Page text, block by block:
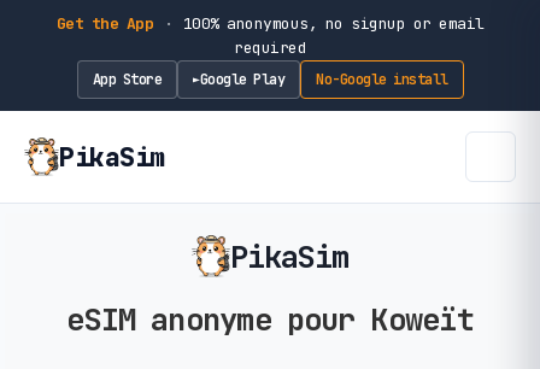
Get the App ·
100% anonymous, no signup or email
required
App Store ►Google Play No-Google install
PikaSim
PikaSim
eSIM anonyme pour Koweït